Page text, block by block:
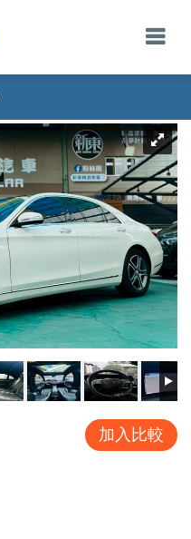
加入比較